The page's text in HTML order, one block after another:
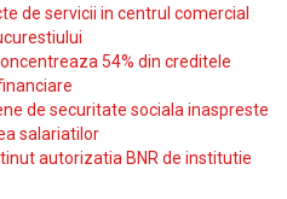
de servicii in centrul comercial
54% din creditele
de securitate sociala inaspreste
salariatilor
autorizatia BNR de institutie